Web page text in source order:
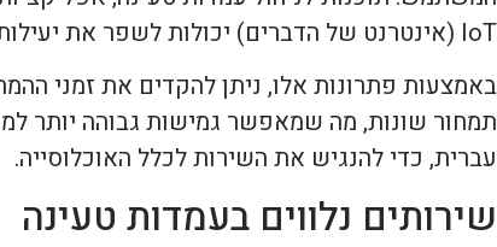
IoT (אינטרנט של הדברים) יכולות לשפר את יעילות הניהול ולהפחית את העומס על העמדות בשעות הביקוש הגבוהות.
באמצעות פתרונות אלו, ניתן להקדים את זמני
תמחור שונות, מה שמאפשר גמישות גבוהה יותר
עברית, כדי להנגיש את השירות לכלל האוכלוסייה.
שירותים נלווים בעמדות טעינה